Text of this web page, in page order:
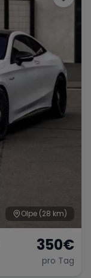
Aston Martin
Olpe (28 km)
350€
pro Tag